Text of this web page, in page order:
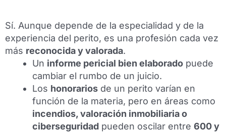
Sí. Aunque depende de la especialidad y de la
experiencia del perito, es una profesión cada vez
más reconocida y valorada.
Un informe pericial bien elaborado puede
cambiar el rumbo de un juicio.
Los honorarios de un perito varían en
función de la materia, pero en áreas como
incendios, valoración inmobiliaria o
ciberseguridad pueden oscilar entre 600 y